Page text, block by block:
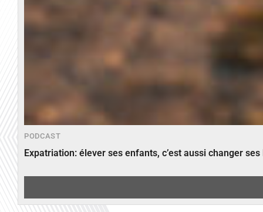
PODCAST
Expatriation: élever ses enfants, c’est aussi changer